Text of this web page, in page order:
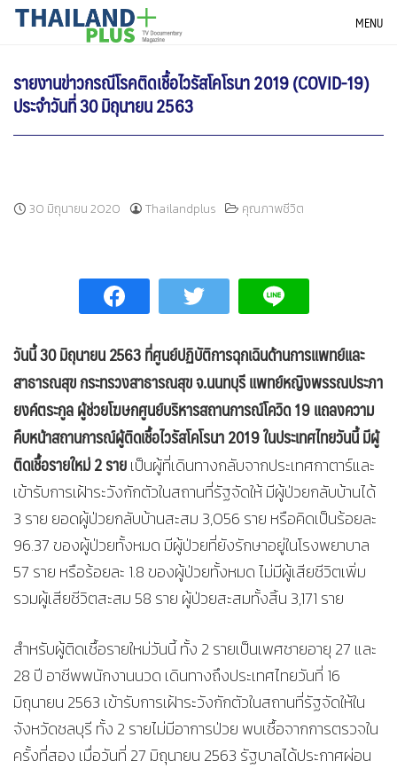
SkipTHAILANDPLUS NEWS MENU
รายงานข่าวกรณีโรคติดเชื้อไวรัสโคโรนา 2019 (COVID-19)
ประจำวันที่ 30 มิถุนายน 2563
30 มิถุนายน 2020 Thailandplus คุณภาพชีวิต
วันนี้30 มิถุนายน 2563 ที่ศูนย์ปฏิบัติการฉุกเฉินด้านการแพทย์และ
สาธารณสุข กระทรวงสาธารณสุข จ.นนทบุรีแพทย์หญิงพรรณประภา
ยงค์ตระกูล ผู้ช่วยโฆษกศูนย์บริหารสถานการณ์โควิด19 แถลงความ
คืบหน้าสถานการณ์ผู้ติดเชื้อไวรัสโคโรนา 2019 ในประเทศไทยวันนี้ มีผู้
ติดเชื้อรายใหม่ 2 รายเป็นผู้ที่เดินทางกลับจากประเทศกาตาร์และ
เข้ารับการเฝ้าระวังกักตัวในสถานที่รัฐจัดให้ มีผู้ป่วยกลับบ้านได้
3 ราย ยอดผู้ป่วยกลับบ้านสะสม 3,056 ราย หรือคิดเป็นร้อยละ
96.37 ของผู้ป่วยทั้งหมด มีผู้ป่วยที่ยังรักษาอยู่ในโรงพยาบาล
57 ราย หรือร้อยละ 1.8 ของผู้ป่วยทั้งหมด ไม่มีผู้เสียชีวิตเพิ่ม
รวมผู้เสียชีวิตสะสม 58 ราย ผู้ป่วยสะสมทั้งสิ้น 3,171 ราย
สำหรับผู้ติดเชื้อรายใหม่วันนี้ ทั้ง 2 รายเป็นเพศชายอายุ 27 และ
28 ปี อาชีพพนักงานนวด เดินทางถึงประเทศไทยวันที่ 16
มิถุนายน 2563 เข้ารับการเฝ้าระวังกักตัวในสถานที่รัฐจัดให้ใน
จังหวัดชลบุรี ทั้ง 2 รายไม่มีอาการป่วย พบเชื้อจากการตรวจใน
ครั้งที่สอง เมื่อวันที่ 27 มิถุนายน 2563 รัฐบาลได้ประกาศผ่อน